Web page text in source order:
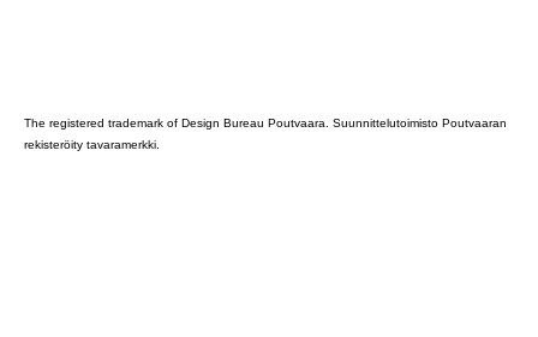
The registered trademark of Design Bureau Poutvaara. Suunnittelutoimisto Poutvaaran
rekisteröity tavaramerkki.